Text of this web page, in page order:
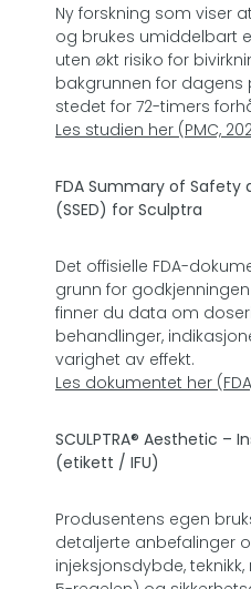
Ny forskning som viser
og brukes umiddelbart
uten økt risiko for
bakgrunnen for dagens
stedet for 72-timers
Les studien her (PMC,
FDA Summary of Safety
(SSED) for Sculptra
Det offisielle FDA-
grunn for godkjenningen
finner du data om
behandlinger,
varighet av effekt.
Les dokumentet her
SCULPTRA® Aesthetic –
(etikett / IFU)
Produsentens egen
detaljerte anbefalinger
injeksjonsdybde,